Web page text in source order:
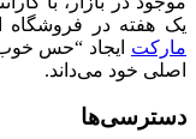
یک هفته در فروشگاه
مارکت ایجاد “حس
اصلی خود می‌داند.
دسترسی‌ها